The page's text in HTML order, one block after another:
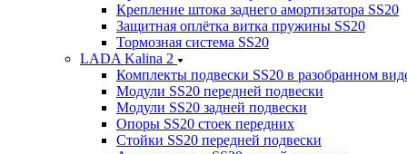
Крепление штока заднего амортизатора SS20
Защитная оплётка витка пружины SS20
Тормозная система SS20
LADA Kalina 2
Комплекты подвески SS20 в разобранном
Модули SS20 передней подвески
Модули SS20 задней подвески
Опоры SS20 стоек передних
Стойки SS20 передней подвески